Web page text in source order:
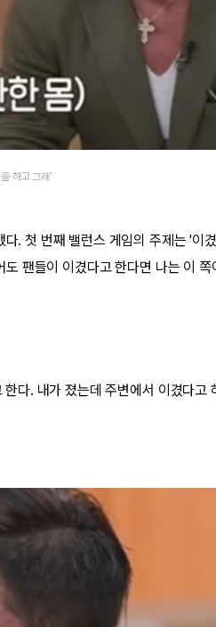
하고 그래'
. 첫 번째 밸런스 게임의 주제는 '이
팬들이 이겼다고 한다면 나는 이 쪽
다. 내가 졌는데 주변에서 이겼다고